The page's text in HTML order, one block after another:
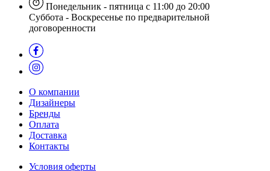
Понедельник - пятница с 11:00 до 20:00
Суббота - Воскресенье по предварительной
договоренности
О компании
Дизайнеры
Бренды
Оплата
Доставка
Контакты
Условия оферты